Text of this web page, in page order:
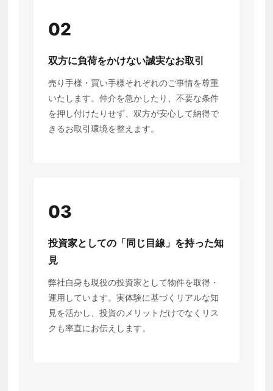
02
双方に負荷をかけない誠実なお取引
売り手様・買い手様それぞれのご事情を尊重
いたします。仲介を急かしたり、不要な条件
を押し付けたりせず、双方が安心して納得で
きるお取引環境を整えます。
03
投資家としての「同じ目線」を持った知
見
弊社自身も現役の投資家として物件を取得・
運用しています。実体験に基づくリアルな知
見を活かし、投資のメリットだけでなくリス
クも率直にお伝えします。